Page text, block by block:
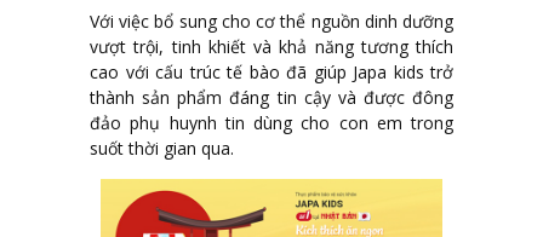
Với việc bổ sung cho cơ thể nguồn dinh dưỡng
vượt trội, tinh khiết và khả năng tương thích
cao với cấu trúc tế bào đã giúp Japa kids trở
thành sản phẩm đáng tin cậy và được đông
đảo phụ huynh tin dùng cho con em trong
suốt thời gian qua.